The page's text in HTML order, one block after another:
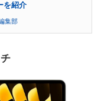
を紹介
集部